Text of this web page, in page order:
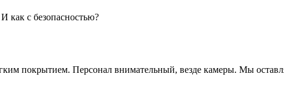
как с безопасностью?
покрытием. Персонал внимательный, везде камеры. Мы